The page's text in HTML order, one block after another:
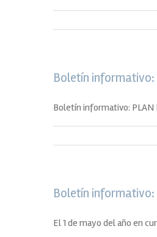
Boletín informativo:
Boletín informativo: PLAN
Boletín informativo:
El 1 de mayo del año en